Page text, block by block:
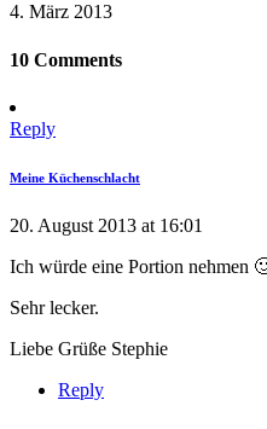
4. März 2013
10 Comments
Reply
Meine Küchenschlacht
20. August 2013 at 16:01
Ich würde eine Portion nehmen
Sehr lecker.
Liebe Grüße Stephie
Reply